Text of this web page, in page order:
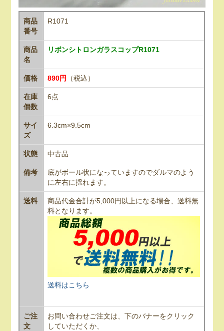
商品
番号
R1071
商品
名
リボンシトロンガラスコップR1071
価格 890円 （税込）
在庫
個数
6点
サイ
ズ
6.3cm×9.5cm
状態 中古品
備考
底がボール状になっていますのでダルマのよう
に左右に揺れます。
送料
商品代金合計が5,000円以上になる場合、送料無
料となります。
送料はこちら
ご注
文
お問い合わせご注文は、下のバナーをクリック
していただくか、